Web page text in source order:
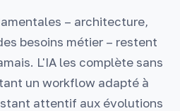
– architecture,
besoins métier – restent
L'IA les complète sans
un workflow adapté à
attentif aux évolutions